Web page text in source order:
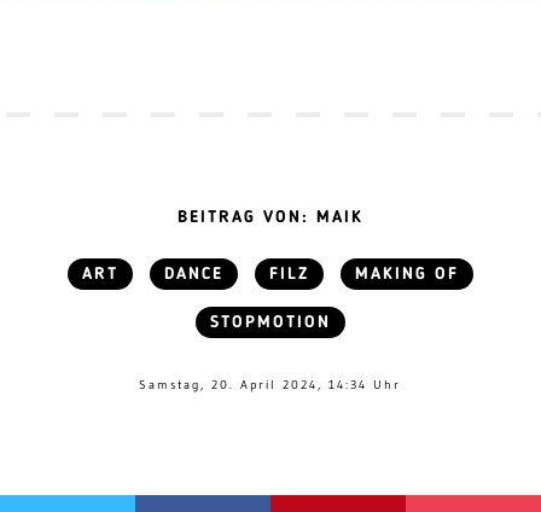
BEITRAG VON: MAIK
ART DANCE FILZ MAKING OF
STOPMOTION
Samstag, 20. April 2024, 14:34 Uhr